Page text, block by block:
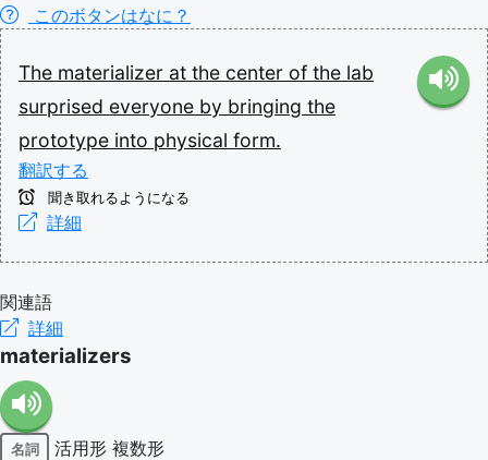
このボタンはなに？
The materializer at the center of the lab
surprised everyone by bringing the
prototype into physical form.
翻訳する
聞き取れるようになる
詳細
関連語
詳細
materializers
名詞 活用形 複数形